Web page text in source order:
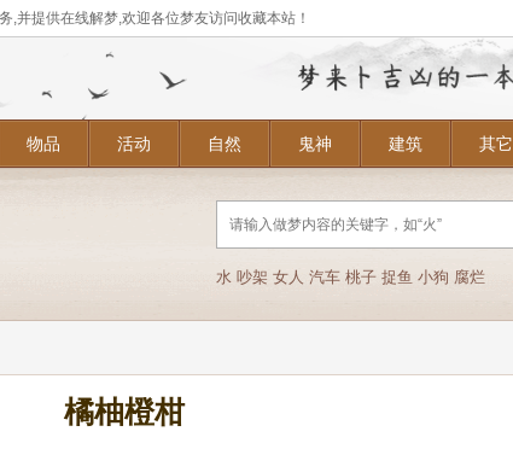
,并提供在线解梦,欢迎各位梦友访问收藏本站！
物品 活动 自然 鬼神 建筑 其它
水 吵架 女人 汽车 桃子 捉鱼 小狗 腐烂
橘柚橙柑